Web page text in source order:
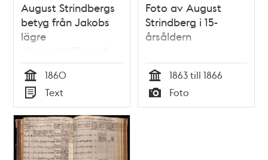
August Strindbergs
betyg från Jakobs
lägre
elementarläroverk
VT 1860
Tid
1860
Typ
Text
Foto av August
Strindberg i 15-
årsåldern
Tid
1863 till 1866
Typ
Foto